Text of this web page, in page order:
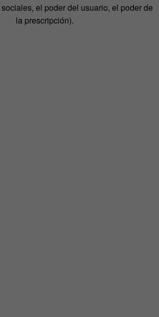
el poder del usuario, el poder de
la prescripción).